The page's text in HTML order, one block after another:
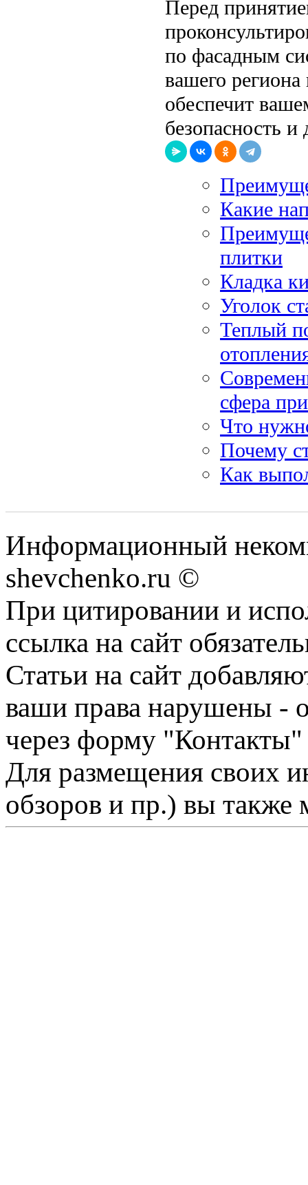
Перед
по фасадным
вашего
обеспечит
безопасность
Какие
плитки
Кладка
Уголок
Теплый
сфера
Что
Почему
Как
Информационный
shevchenko.ru ©
При цитировании и
ссылка на сайт
Статьи на сайт
ваши права нарушены -
через форму "Контакты"
Для размещения своих
обзоров и пр.) вы также